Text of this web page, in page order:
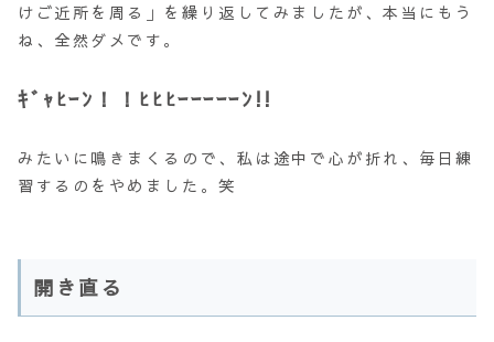
けご近所を周る」を繰り返してみましたが、本当にもう
ね、全然ダメです。
ｷﾞｬﾋｰﾝ！！ﾋﾋﾋｰｰｰｰｰﾝ!!
みたいに鳴きまくるので、私は途中で心が折れ、毎日練
習するのをやめました。笑
開き直る